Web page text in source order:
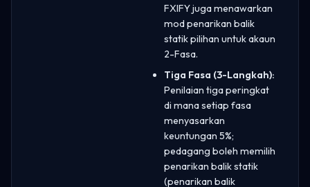
FXIFY juga menawarkan
mod penarikan balik
statik pilihan untuk akaun
2-Fasa.
Tiga Fasa (3-Langkah):
Penilaian tiga peringkat
di mana setiap fasa
menyasarkan
keuntungan 5%;
pedagang boleh memilih
penarikan balik statik
(penarikan balik